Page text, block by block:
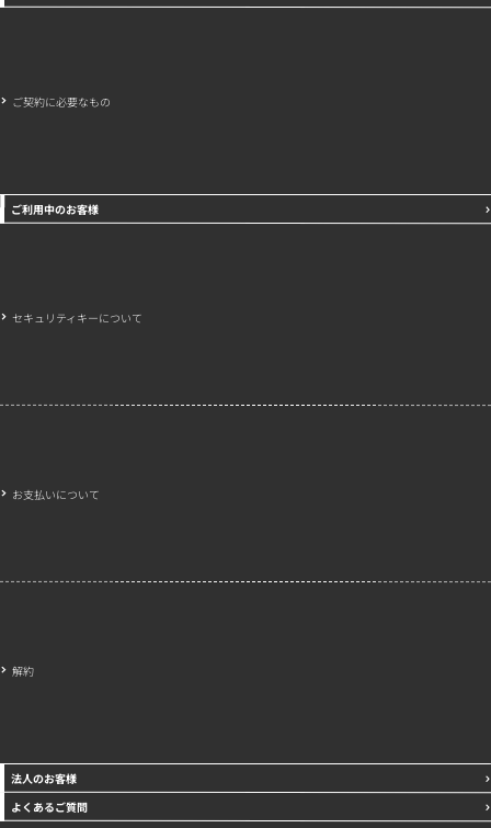
ご契約に必要なもの
ご利用中のお客様
セキュリティキーについて
お支払いについて
解約
法人のお客様
よくあるご質問